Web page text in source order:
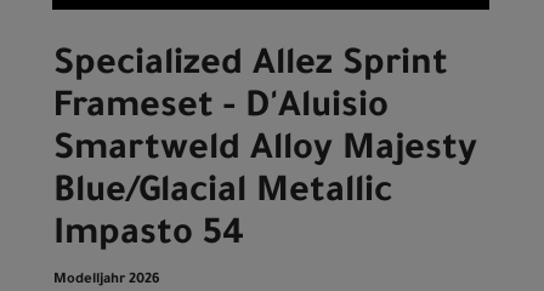
Specialized Allez Sprint
Frameset - D'Aluisio
Smartweld Alloy Majesty
Blue/Glacial Metallic
Impasto 54
Modelljahr 2026